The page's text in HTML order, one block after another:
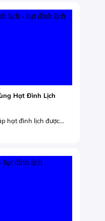
Hạt Đình Lịch
hạt đình lịch được...